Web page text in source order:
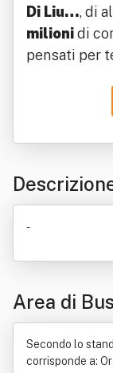
Di Liu…, di
milionidi
pensati per
nping
-
Area di
Secondo lo
corrisponde a: